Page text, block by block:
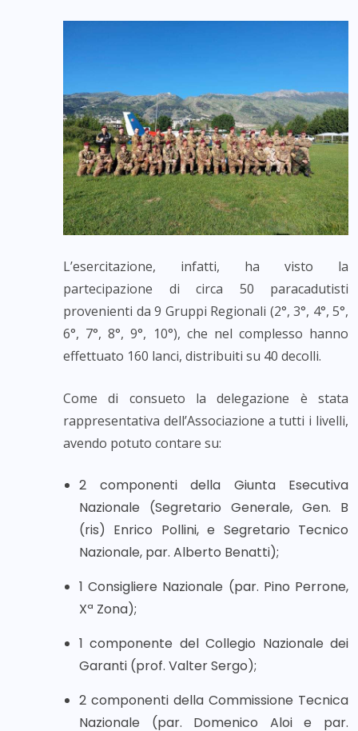
L’esercitazione, infatti, ha visto la
partecipazione di circa 50 paracadutisti
provenienti da 9 Gruppi Regionali (2°, 3°, 4°, 5°,
6°, 7°, 8°, 9°, 10°), che nel complesso hanno
effettuato 160 lanci, distribuiti su 40 decolli.
Come di consueto la delegazione è stata
rappresentativa dell’Associazione a tutti i livelli,
avendo potuto contare su:
2 componenti della Giunta Esecutiva
Nazionale (Segretario Generale, Gen. B
(ris) Enrico Pollini, e Segretario Tecnico
Nazionale, par. Alberto Benatti);
1 Consigliere Nazionale (par. Pino Perrone,
Xª Zona);
1 componente del Collegio Nazionale dei
Garanti (prof. Valter Sergo);
2 componenti della Commissione Tecnica
Nazionale (par. Domenico Aloi e par.